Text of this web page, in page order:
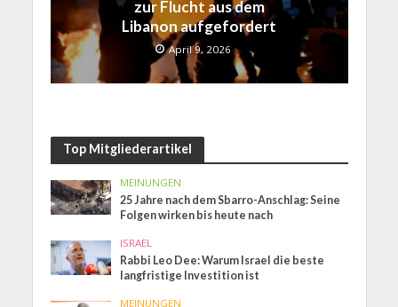
zur Flucht aus dem
Libanon aufgefordert
April 9, 2026
Top Mitgliederartikel
MEINUNGEN
25 Jahre nach dem Sbarro-Anschlag: Seine
Folgen wirken bis heute nach
ISRAEL
Rabbi Leo Dee: Warum Israel die beste
langfristige Investition ist
MEINUNGEN